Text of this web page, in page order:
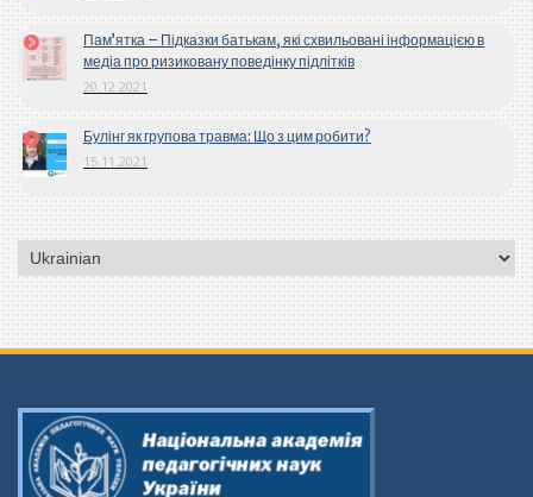
Пам’ятка – Підказки батькам, які схвильовані інформацією в
медіа про ризиковану поведінку підлітків
20.12.2021
Булінг як групова травма: Що з цим робити?
15.11.2021
Вибрати
мову